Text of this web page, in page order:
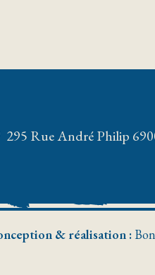
295 Rue André Philip
& réalisation :